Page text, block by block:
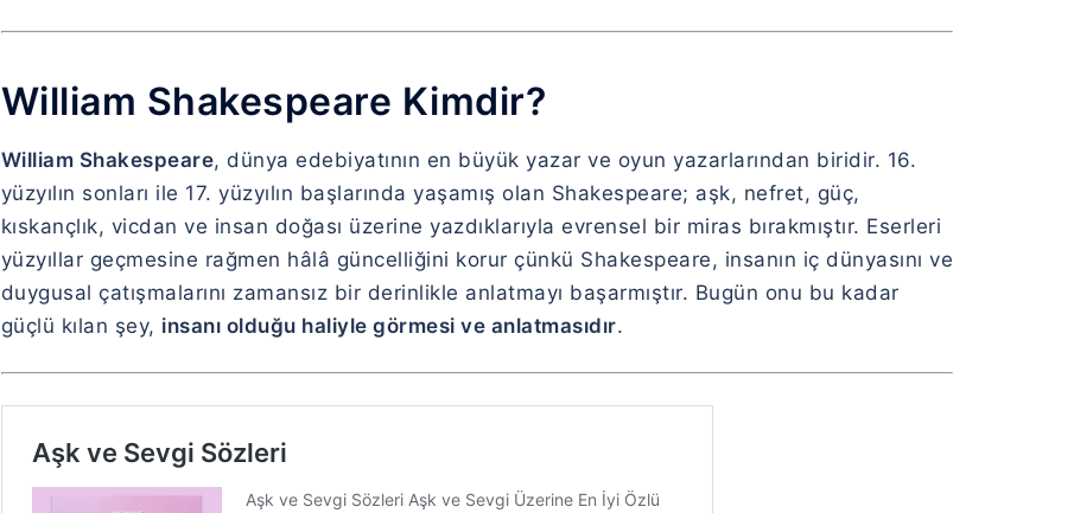
William Shakespeare Kimdir?
William Shakespeare, dünya edebiyatının en büyük yazar ve oyun yazarlarından biridir. 16.
yüzyılın sonları ile 17. yüzyılın başlarında yaşamış olan Shakespeare; aşk, nefret, güç,
kıskançlık, vicdan ve insan doğası üzerine yazdıklarıyla evrensel bir miras bırakmıştır. Eserleri
yüzyıllar geçmesine rağmen hâlâ güncelliğini korur çünkü Shakespeare, insanın iç dünyasını ve
duygusal çatışmalarını zamansız bir derinlikle anlatmayı başarmıştır. Bugün onu bu kadar
güçlü kılan şey, insanı olduğu haliyle görmesi ve anlatmasıdır.